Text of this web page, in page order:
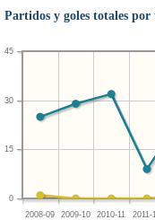
Partidos y goles totales por
2008-09 2009-10 2010-11 2011-
0
15
30
45